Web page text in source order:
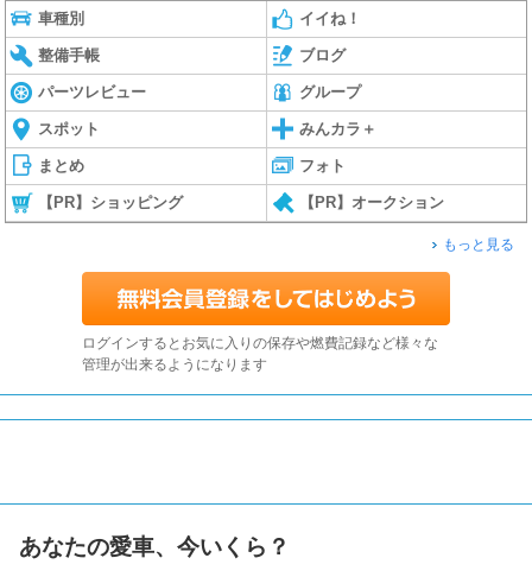
車種別 イイね！
整備手帳 ブログ
パーツレビュー グループ
スポット みんカラ＋
まとめ フォト
【PR】ショッピング 【PR】オークション
もっと見る
ログインするとお気に入りの保存や燃費記録など様々な
管理が出来るようになります
あなたの愛車、今いくら？